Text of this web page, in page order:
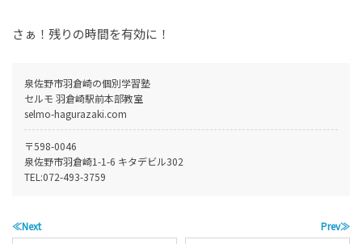
さぁ！残りの時間を有効に！
泉佐野市羽倉崎の個別学習塾
セルモ 羽倉崎駅前本部教室
selmo-hagurazaki.com
〒598-0046
泉佐野市羽倉崎1-1-6 キタデビル302
TEL:072-493-3759
≪Next
Prev≫